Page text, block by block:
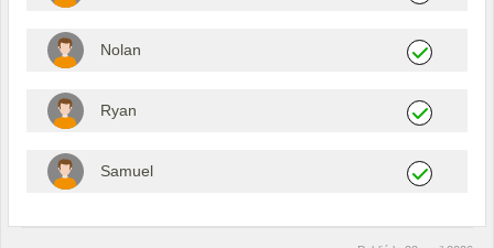
Nolan
Ryan
Samuel